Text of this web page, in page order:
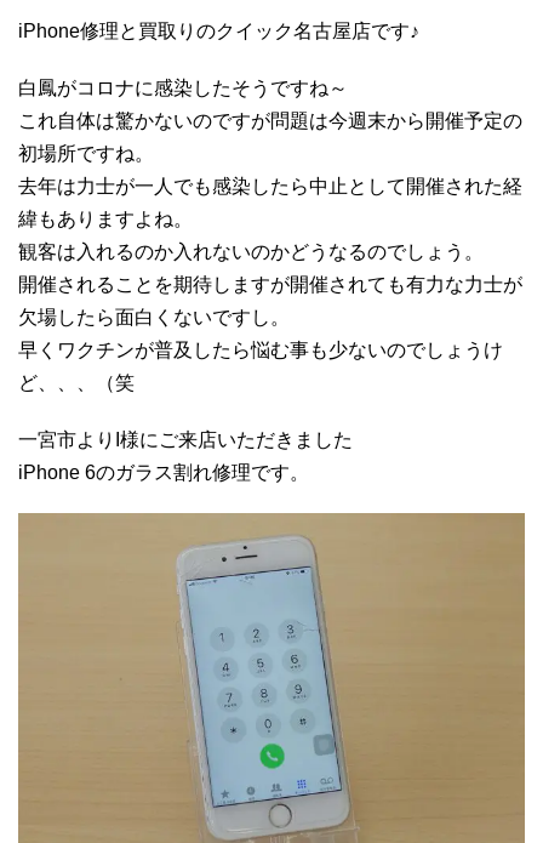
iPhone修理と買取りのクイック名古屋店です♪
白鳳がコロナに感染したそうですね～
これ自体は驚かないのですが問題は今週末から開催予定の
初場所ですね。
去年は力士が一人でも感染したら中止として開催された経
緯もありますよね。
観客は入れるのか入れないのかどうなるのでしょう。
開催されることを期待しますが開催されても有力な力士が
欠場したら面白くないですし。
早くワクチンが普及したら悩む事も少ないのでしょうけ
ど、、、（笑
一宮市よりI様にご来店いただきました
iPhone 6のガラス割れ修理です。